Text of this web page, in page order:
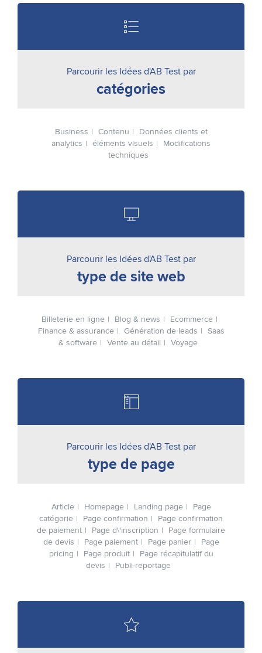
Parcourir les Idées d'AB Test par
catégories
Business Contenu
Données clients et
analytics
éléments visuels
Modifications
techniques
Parcourir les Idées d'AB Test par
type de site web
Billeterie en ligne Blog & news
Ecommerce
Finance & assurance
Génération de leads
Saas
& software
Vente au détail Voyage
Parcourir les Idées d'AB Test par
type de page
Article Homepage Landing page
Page
catégorie
Page confirmation
Page confirmation
de paiement
Page d\'inscription
Page formulaire
de devis
Page paiement Page panier
Page
pricing
Page produit
Page récapitulatif du
devis
Publi-reportage